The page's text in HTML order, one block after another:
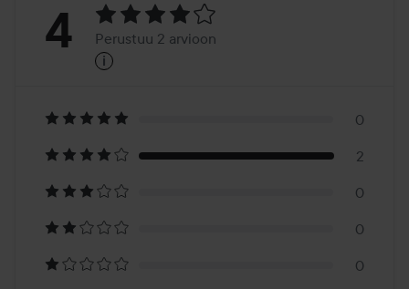
Arvosana:
Perustuu
2
arvioon
4 Perustuu 2 arvioon
i
0
2
0
0
0